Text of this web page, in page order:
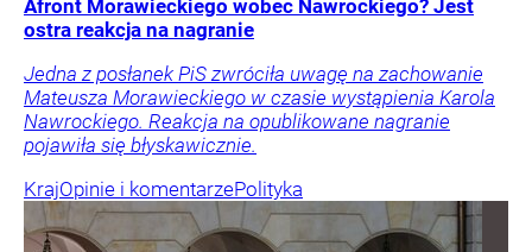
Afront Morawieckiego wobec Nawrockiego? Jest
ostra reakcja na nagranie
Jedna z posłanek PiS zwróciła uwagę na zachowanie
Mateusza Morawieckiego w czasie wystąpienia Karola
Nawrockiego. Reakcja na opublikowane nagranie
pojawiła się błyskawicznie.
KrajOpinie i komentarzePolityka